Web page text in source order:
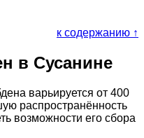
к содержанию ↑
в Сусанине
варьируется от 400
распространённость
возможности его сбора